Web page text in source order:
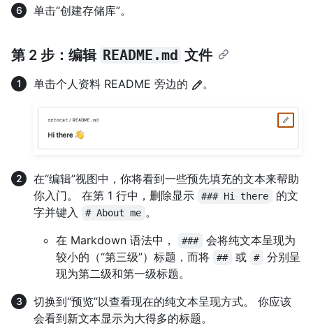
单击“创建存储库”。
第 2 步：编辑 README.md 文件
单击个人资料 README 旁边的 。
在“编辑”视图中，你将看到一些预先填充的文本来帮助
你入门。 在第 1 行中，删除显示
### Hi there
的文
字并键入
# About me 。
在 Markdown 语法中，
###
会将纯文本呈现为
较小的（“第三级”）标题，而将
## 或 #
分别呈
现为第二级和第一级标题。
切换到“预览”以查看现在的纯文本呈现方式。 你应该
会看到新文本显示为大得多的标题。